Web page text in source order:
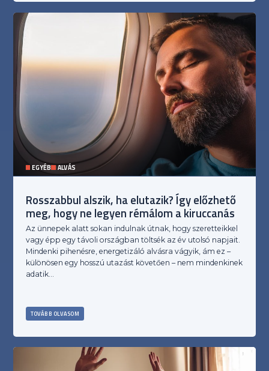
EGYÉB ALVÁS
Rosszabbul alszik, ha elutazik? Így előzhető
meg, hogy ne legyen rémálom a kiruccanás
Az ünnepek alatt sokan indulnak útnak, hogy szeretteikkel
vagy épp egy távoli országban töltsék az év utolsó napjait.
Mindenki pihenésre, energetizáló alvásra vágyik, ám ez –
különösen egy hosszú utazást követően – nem mindenkinek
adatik…
TOVÁBB OLVASOM